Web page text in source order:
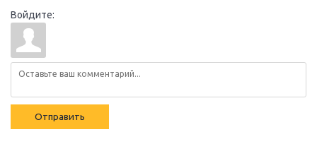
Войдите:
Отправить